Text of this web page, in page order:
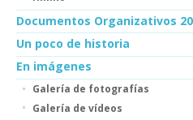
Documentos Organizativos
Un poco de historia
En imágenes
Galería de fotografías
Galería de vídeos